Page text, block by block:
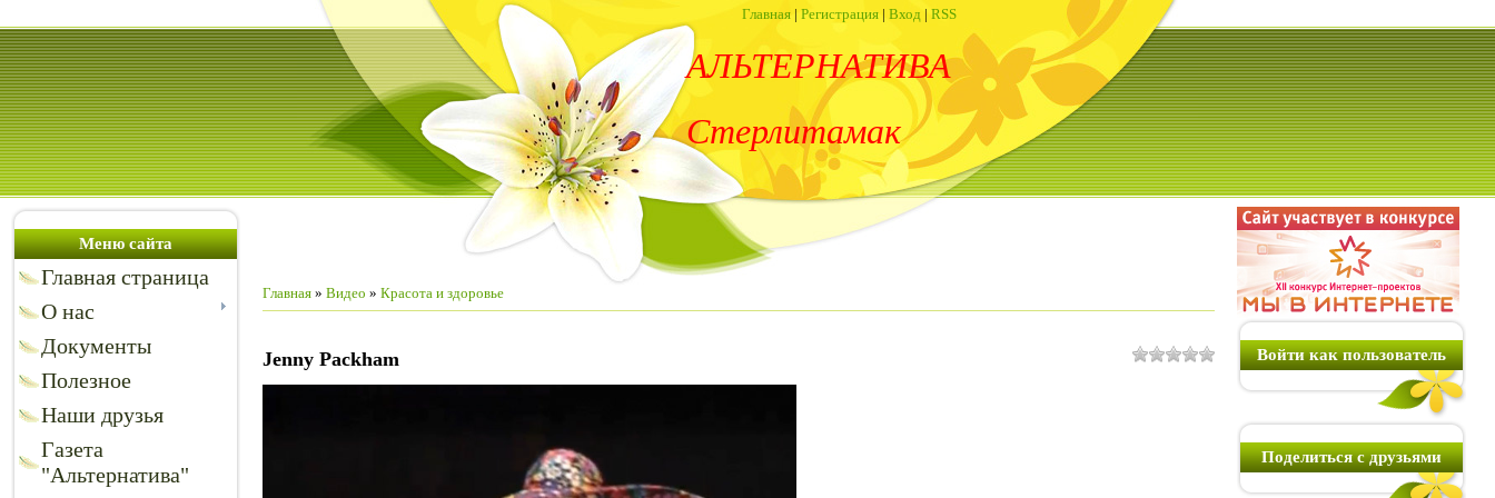
Главная | Регистрация | Вход | RSS
АЛЬТЕРНАТИВА
Стерлитамак
Меню сайта
Главная страница
О нас
Документы
Полезное
Наши друзья
Газета
"Альтернатива"
Главная » Видео » Красота и здоровье
Jenny Packham Войти как пользователь
Поделиться с друзьями